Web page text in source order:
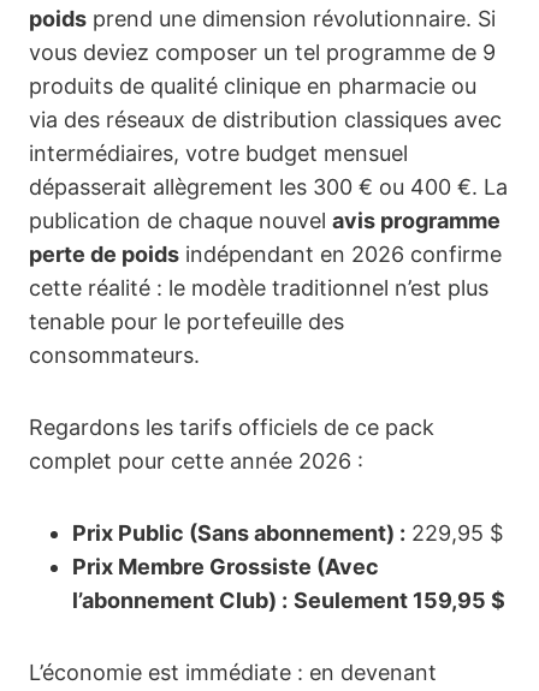
poids prend une dimension révolutionnaire. Si
vous deviez composer un tel programme de 9
produits de qualité clinique en pharmacie ou
via des réseaux de distribution classiques avec
intermédiaires, votre budget mensuel
dépasserait allègrement les 300 € ou 400 €. La
publication de chaque nouvel avis programme
perte de poids indépendant en 2026 confirme
cette réalité : le modèle traditionnel n’est plus
tenable pour le portefeuille des
consommateurs.
Regardons les tarifs officiels de ce pack
complet pour cette année 2026 :
Prix Public (Sans abonnement) : 229,95 $
Prix Membre Grossiste (Avec
l’abonnement Club) : Seulement 159,95 $
L’économie est immédiate : en devenant